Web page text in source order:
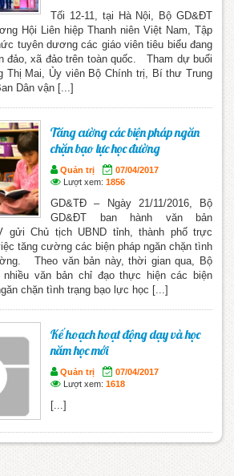
Tối 12-11, tại Hà Nội, Bộ GD&ĐT
Hội Liên hiệp Thanh niên Việt Nam, Tập
tuyên dương các giáo viên tiêu biểu đang
đảo, xã đảo trên toàn quốc. Tham dự buổi
Thị Mai, Ủy viên Bộ Chính trị, Bí thư Trung
Dân vận [...]
Tăng cường các biện pháp ngăn
chặn bạo lực học đường
Quản trị
07/04/2017
Lượt xem: 1856
GD&TĐ – Ngày 21/11/2016, Bộ
GD&ĐT ban hành văn bản
gửi Chủ tịch UBND tỉnh, thành phố trực
tăng cường các biện pháp ngăn chặn tình
Theo văn bản này, thời gian qua, Bộ
nhiều văn bản chỉ đạo thực hiện các biện
chặn tình trạng bạo lực học [...]
Kế hoạch hoạt động dạy và học
năm học mới
Quản trị
07/04/2017
Lượt xem: 1618
[...]